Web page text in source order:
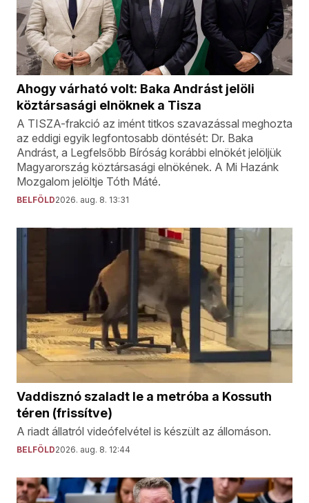
Ahogy várható volt: Baka Andrást jelöli
köztársasági elnöknek a Tisza
A TISZA-frakció az imént titkos szavazással meghozta
az eddigi egyik legfontosabb döntését: Dr. Baka
Andrást, a Legfelsőbb Bíróság korábbi elnökét jelöljük
Magyarország köztársasági elnökének. A Mi Hazánk
Mozgalom jelöltje Tóth Máté.
BELFÖLD2026. aug. 8. 13:31
Vaddisznó szaladt le a metróba a Kossuth
téren (frissítve)
A riadt állatról videófelvétel is készült az állomáson.
BELFÖLD2026. aug. 8. 12:44